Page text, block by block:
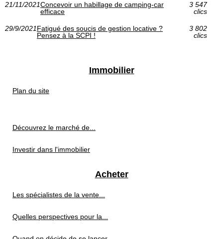
21/11/2021Concevoir un habillage de camping-car
efficace
3 547
clics
29/9/2021Fatigué des soucis de gestion locative ?
Pensez à la SCPI !
3 802
clics
Immobilier
Plan du site
Découvrez le marché de...
Investir dans l'immobilier
Acheter
Les spécialistes de la vente...
Quelles perspectives pour la...